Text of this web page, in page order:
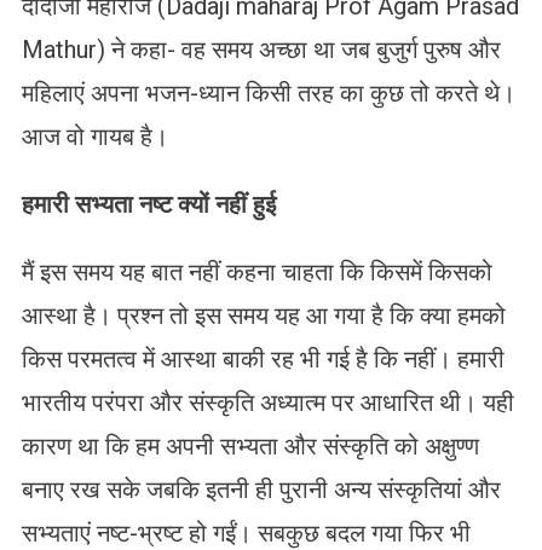
दादाजी महाराज (Dadaji maharaj Prof Agam Prasad
Mathur) ने कहा- वह समय अच्छा था जब बुजुर्ग पुरुष और
महिलाएं अपना भजन-ध्यान किसी तरह का कुछ तो करते थे।
आज वो गायब है।
हमारी सभ्यता नष्ट क्यों नहीं हुई
मैं इस समय यह बात नहीं कहना चाहता कि किसमें किसको
आस्था है। प्रश्न तो इस समय यह आ गया है कि क्या हमको
किस परमतत्व में आस्था बाकी रह भी गई है कि नहीं। हमारी
भारतीय परंपरा और संस्कृति अध्यात्म पर आधारित थी। यही
कारण था कि हम अपनी सभ्यता और संस्कृति को अक्षुण्ण
बनाए रख सके जबकि इतनी ही पुरानी अन्य संस्कृतियां और
सभ्यताएं नष्ट-भ्रष्ट हो गईं। सबकुछ बदल गया फिर भी